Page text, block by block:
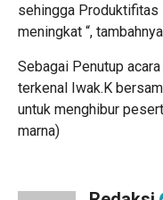
sehingga Produktifitas
meningkat “,
Sebagai Penutup
terkenal Iwak.K
untuk menghibur
marna)